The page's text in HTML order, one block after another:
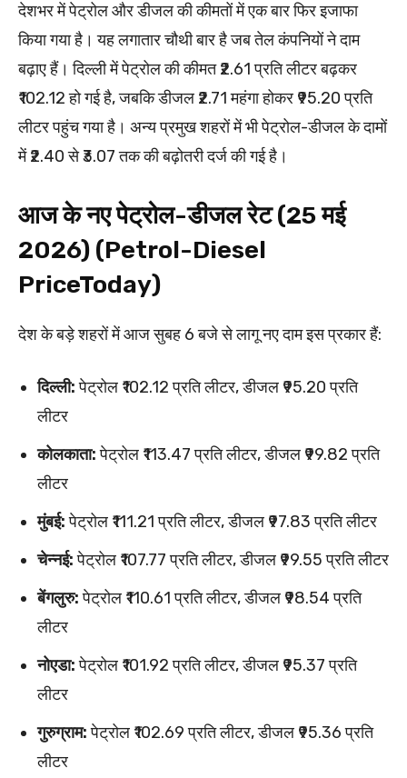
देशभर में पेट्रोल और डीजल की कीमतों में एक बार फिर इजाफा
किया गया है। यह लगातार चौथी बार है जब तेल कंपनियों ने दाम
बढ़ाए हैं। दिल्ली में पेट्रोल की कीमत ₹2.61 प्रति लीटर बढ़कर
₹102.12 हो गई है, जबकि डीजल ₹2.71 महंगा होकर ₹95.20 प्रति
लीटर पहुंच गया है। अन्य प्रमुख शहरों में भी पेट्रोल-डीजल के दामों
में ₹2.40 से ₹3.07 तक की बढ़ोतरी दर्ज की गई है।
आज के नए पेट्रोल-डीजल रेट (25 मई
2026) (Petrol-Diesel
PriceToday)
देश के बड़े शहरों में आज सुबह 6 बजे से लागू नए दाम इस प्रकार हैं:
दिल्ली:पेट्रोल ₹102.12 प्रति लीटर, डीजल ₹95.20 प्रति
लीटर
कोलकाता:पेट्रोल ₹113.47 प्रति लीटर, डीजल ₹99.82 प्रति
लीटर
मुंबई:पेट्रोल ₹111.21 प्रति लीटर, डीजल ₹97.83 प्रति लीटर
चेन्नई:पेट्रोल ₹107.77 प्रति लीटर, डीजल ₹99.55 प्रति लीटर
बेंगलुरु:पेट्रोल ₹110.61 प्रति लीटर, डीजल ₹98.54 प्रति
लीटर
नोएडा:पेट्रोल ₹101.92 प्रति लीटर, डीजल ₹95.37 प्रति
लीटर
गुरुग्राम:पेट्रोल ₹102.69 प्रति लीटर, डीजल ₹95.36 प्रति
लीटर